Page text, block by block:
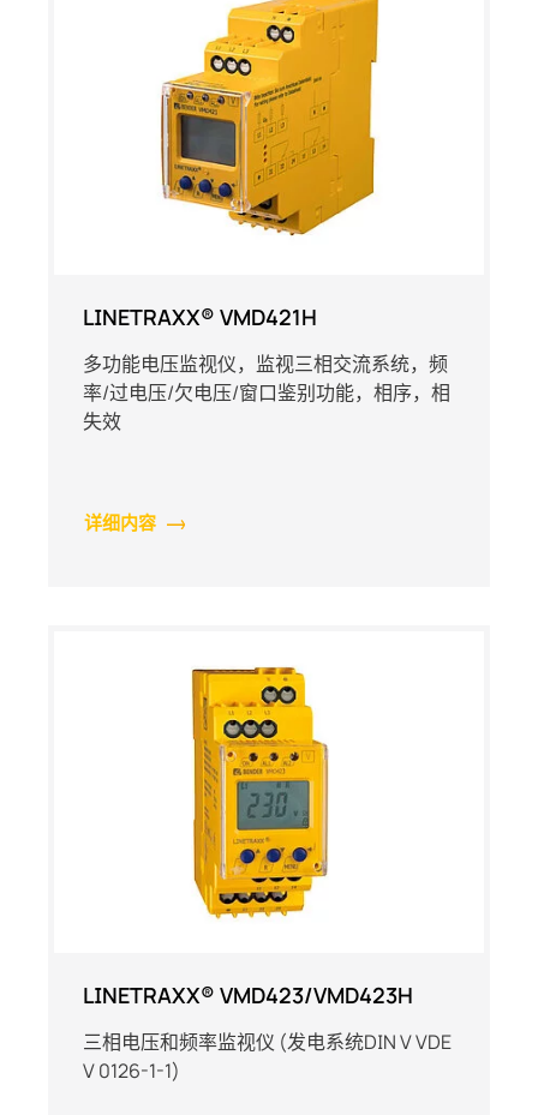
LINETRAXX® VMD421H
多功能电压监视仪，监视三相交流系统，频
率/过电压/欠电压/窗口鉴别功能，相序，相
失效
详细内容
LINETRAXX® VMD423/VMD423H
三相电压和频率监视仪 (发电系统DIN V VDE
V 0126-1-1)